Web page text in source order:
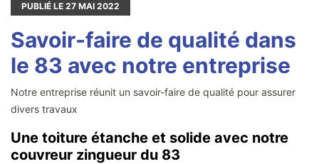
PUBLIÉ LE 27 MAI 2022
Savoir-faire de qualité dans
le 83 avec notre entreprise
Notre entreprise réunit un savoir-faire de qualité pour assurer
divers travaux
Une toiture étanche et solide avec notre
couvreur zingueur du 83